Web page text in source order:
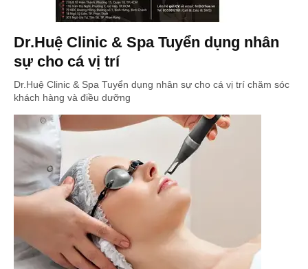
Dr.Huệ Clinic & Spa Tuyển dụng nhân
sự cho cá vị trí
Dr.Huệ Clinic & Spa Tuyển dụng nhân sự cho cá vị trí chăm sóc
khách hàng và điều dưỡng